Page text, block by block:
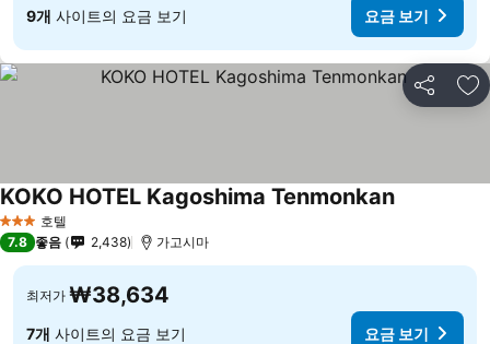
9개 사이트의 요금 보기 요금 보기
공유 즐
3 성급 호텔
KOKO HOTEL Kagoshima Tenmonkan요금 보기
7.8 좋음 2,438 가고시마
최저가 ₩38,634
7개 사이트의 요금 보기 요금 보기